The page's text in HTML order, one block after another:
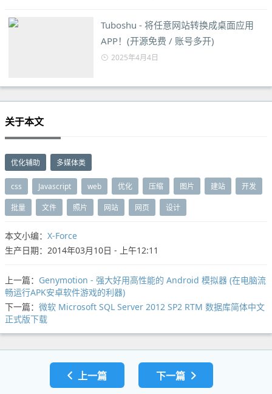
Tuboshu - 将任意网站转换成桌面应用
APP！(开源免费 / 账号多开)
2025年4月4日
关于本文
优化辅助 多媒体类
css Javascript web 优化 压缩 图片 建站 开发
批量 文件 照片 网站 网页 设计
本文小编： X-Force
生产日期：2014年03月10日 - 上午12:11
上一篇： Genymotion - 强大好用高性能的 Android 模拟器 (在电脑流
畅运行APK安卓软件游戏的利器)
下一篇： 微软 Microsoft SQL Server 2012 SP2 RTM 数据库简体中文
正式版下载
上一篇 下一篇